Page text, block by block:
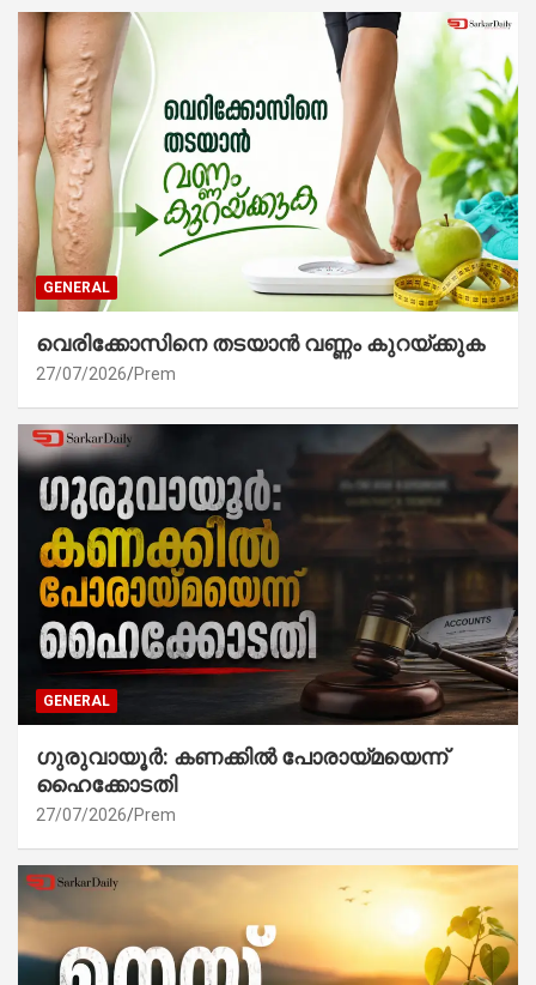
GENERAL
വെരിക്കോസിനെ തടയാൻ വണ്ണം കുറയ്ക്കുക
27/07/2026 Prem
GENERAL
ഗുരുവായൂർ: കണക്കിൽ പോരായ്മയെന്ന്
ഹൈക്കോടതി
27/07/2026 Prem